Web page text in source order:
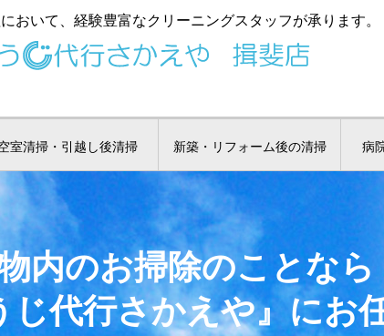
おいて、経験豊富なクリーニングスタッフが承ります。
室清掃・引越し後清掃 新築・リフォーム後の清掃 病
内のお掃除のことなら
じ代行さかえや』にお